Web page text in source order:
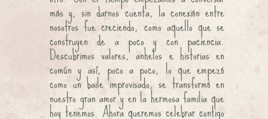
más y, sin darnos cuenta, la conexión entre
nosotros fue creciendo, como aquello que se
construyen de a poco y con paciencia.
Descubrimos valores, anhelos e historias en
común y así, poco a poco, lo que empezó
como un baile improvisado, se transformó en
nuestro gran amor y en la hermosa familia que
hoy tenemos. Ahora queremos celebrar contigo